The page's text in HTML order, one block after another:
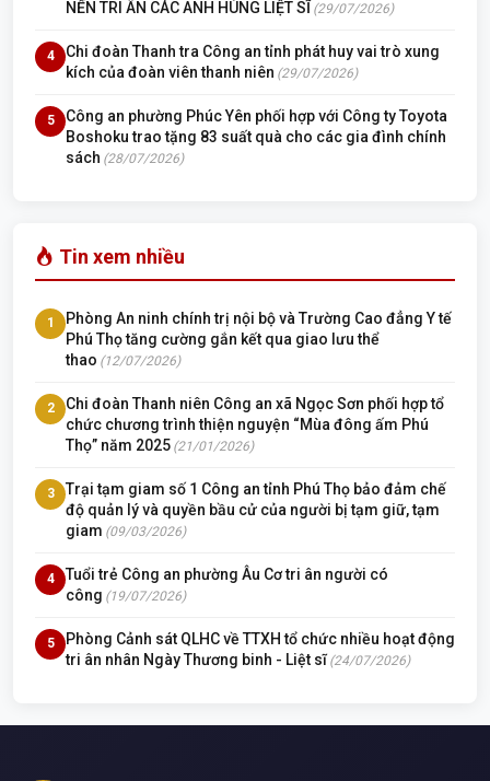
NẾN TRI ÂN CÁC ANH HÙNG LIỆT SĨ (29/07/2026)
4
Chi đoàn Thanh tra Công an tỉnh phát huy vai trò xung
kích của đoàn viên thanh niên (29/07/2026)
5
Công an phường Phúc Yên phối hợp với Công ty Toyota
Boshoku trao tặng 83 suất quà cho các gia đình chính
sách (28/07/2026)
Tin xem nhiều
1
Phòng An ninh chính trị nội bộ và Trường Cao đẳng Y tế
Phú Thọ tăng cường gắn kết qua giao lưu thể
thao (12/07/2026)
2
Chi đoàn Thanh niên Công an xã Ngọc Sơn phối hợp tổ
chức chương trình thiện nguyện “Mùa đông ấm Phú
Thọ” năm 2025 (21/01/2026)
3
Trại tạm giam số 1 Công an tỉnh Phú Thọ bảo đảm chế
độ quản lý và quyền bầu cử của người bị tạm giữ, tạm
giam (09/03/2026)
4
Tuổi trẻ Công an phường Âu Cơ tri ân người có
công (19/07/2026)
5
Phòng Cảnh sát QLHC về TTXH tổ chức nhiều hoạt động
tri ân nhân Ngày Thương binh - Liệt sĩ (24/07/2026)